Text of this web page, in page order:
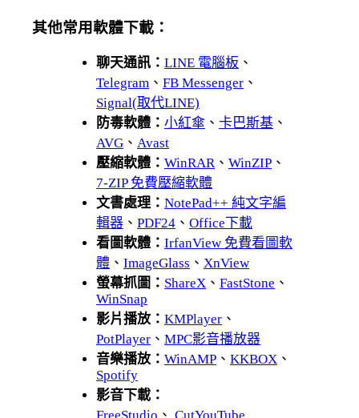
其他常用軟體下載：
聊天通訊： LINE 電腦板 、
Telegram 、 FB Messenger 、
Signal(取代LINE)
防毒軟體： 小紅傘 、 卡巴斯基 、
AVG 、 Avast
壓縮軟體： WinRAR、 WinZIP 、
7-ZIP 免費壓縮軟體
文書處理： NotePad++ 純文字編
輯器 、 PDF24 、 Office下載
看圖軟體： IrfanView 免費看圖軟
體 、 ImageGlass 、 XnView
螢幕抓圖： ShareX 、 FastStone 、
WinSnap
影片播放： KMPlayer 、
PotPlayer 、 MPC影音播放器
音樂播放： WinAMP 、 KKBOX 、
Spotify
影音下載：